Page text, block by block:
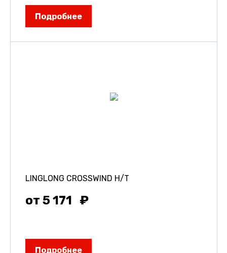
Подробнее
LINGLONG CROSSWIND H/T
от 5 171
Подробнее